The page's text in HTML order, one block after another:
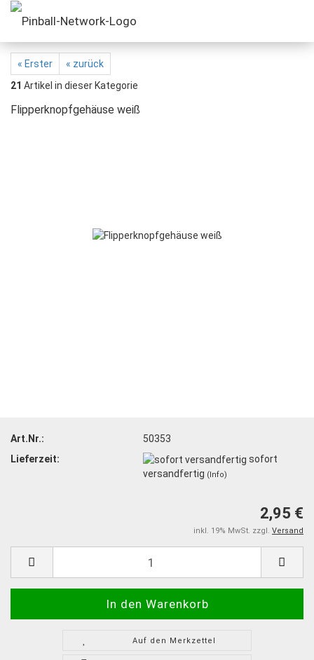
« Erster
« zurück
21 Artikel in dieser Kategorie
Flipperknopfgehäuse weiß
Art.Nr.:
50353
Lieferzeit:
sofort
versandfertig (Info)
2,95 €
inkl. 19% MwSt. zzgl. Versand
Auf den Merkzettel